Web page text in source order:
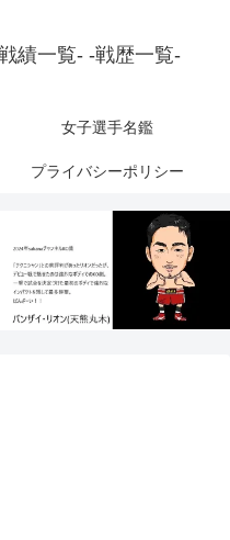
績一覧- -戦歴一覧-
女子選手名鑑
プライバシーポリシー